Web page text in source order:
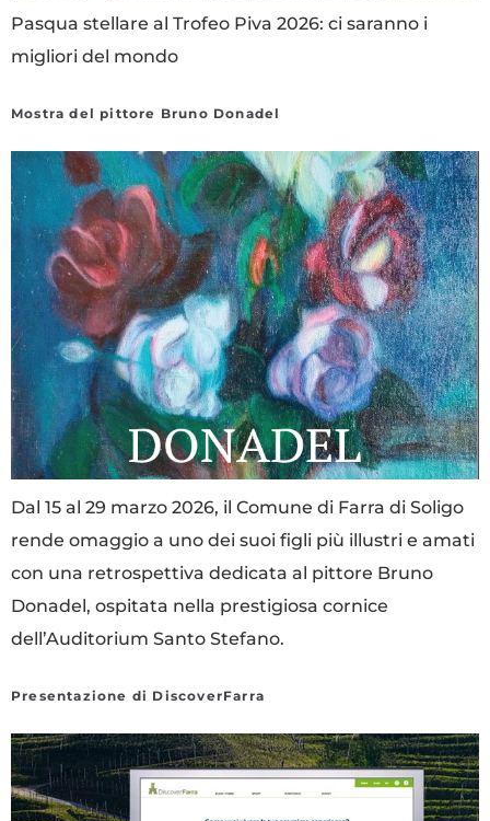
Pasqua stellare al Trofeo Piva 2026: ci saranno i
migliori del mondo
Mostra del pittore Bruno Donadel
Dal 15 al 29 marzo 2026, il Comune di Farra di Soligo
rende omaggio a uno dei suoi figli più illustri e amati
con una retrospettiva dedicata al pittore Bruno
Donadel, ospitata nella prestigiosa cornice
dell’Auditorium Santo Stefano.
Presentazione di DiscoverFarra